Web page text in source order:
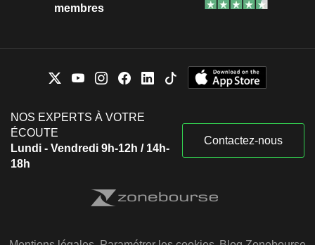
membres
NOS EXPERTS À VOTRE
ÉCOUTE
Lundi - Vendredi 9h-12h / 14h-
18h
Contactez-nous